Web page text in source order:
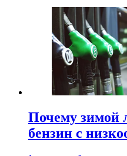
Почему зимой
бензин с